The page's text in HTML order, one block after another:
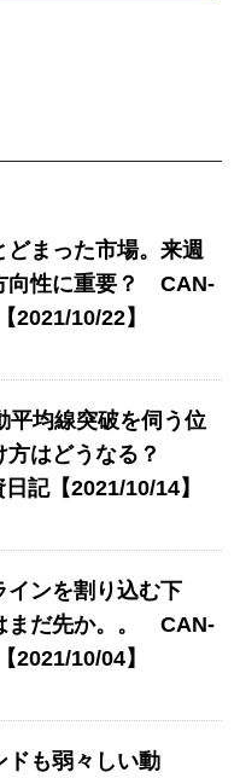
どまった市場。来週
向性に重要？ CAN-
2021/10/22】
平均線突破を伺う位
方はどうなる？
記【2021/10/14】
インを割り込む下
まだ先か。。 CAN-
2021/10/04】
ドも弱々しい動